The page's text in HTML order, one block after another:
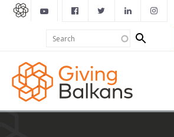
Search
form